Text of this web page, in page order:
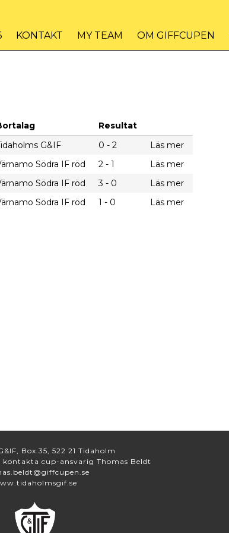
KONTAKT MY TEAM OM GIFFCUPEN
Resultat
G&IF 0 - 2
Läs mer
Södra IF röd 2 - 1
Läs mer
Södra IF röd 3 - 0
Läs mer
Södra IF röd 1 - 0 Läs mer
Box 35, 522 21 Tidaholm
cup-ansvarig Thomas Beldt